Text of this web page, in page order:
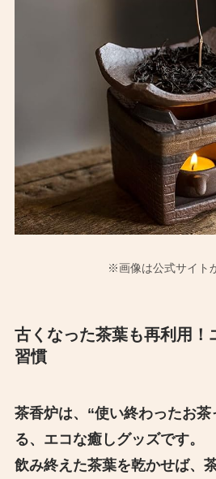
※画像は公式サイト
古くなった茶葉も再利用！
習慣
茶香炉は、“使い終わったお
る、エコな癒しグッズです。
飲み終えた茶葉を乾かせば、